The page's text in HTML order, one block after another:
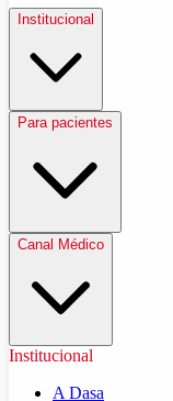
Institucional
Para pacientes
Canal Médico
Institucional
A Dasa